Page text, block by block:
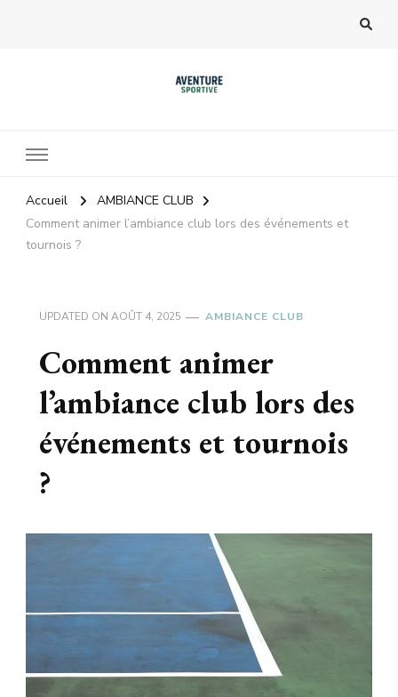
Accueil
AMBIANCE CLUB
Comment animer l’ambiance club lors des événements et
tournois ?
UPDATED ON AOÛT 4, 2025 AMBIANCE CLUB
Comment animer
l’ambiance club lors des
événements et tournois
?